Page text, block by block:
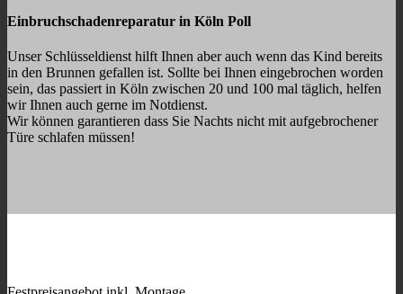
Einbruchschadenreparatur in Köln Poll
Unser Schlüsseldienst hilft Ihnen aber auch wenn das Kind bereits
in den Brunnen gefallen ist. Sollte bei Ihnen eingebrochen worden
sein, das passiert in Köln zwischen 20 und 100 mal täglich, helfen
wir Ihnen auch gerne im Notdienst.
Wir können garantieren dass Sie Nachts nicht mit aufgebrochener
Türe schlafen müssen!